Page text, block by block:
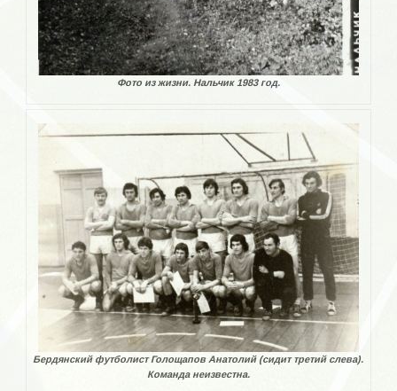
Стадионы
Детско-юношеский клуб «Олимп»
Фото из жизни. Нальчик 1983 год.
Бердянский футболист Голощапов Анатолий (сидит третий слева).
Команда неизвестна.